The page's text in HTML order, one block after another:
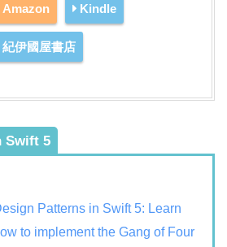
Amazon Kindle
紀伊國屋書店
Swift 5
Patterns in Swift 5: Learn
to implement the Gang of Four